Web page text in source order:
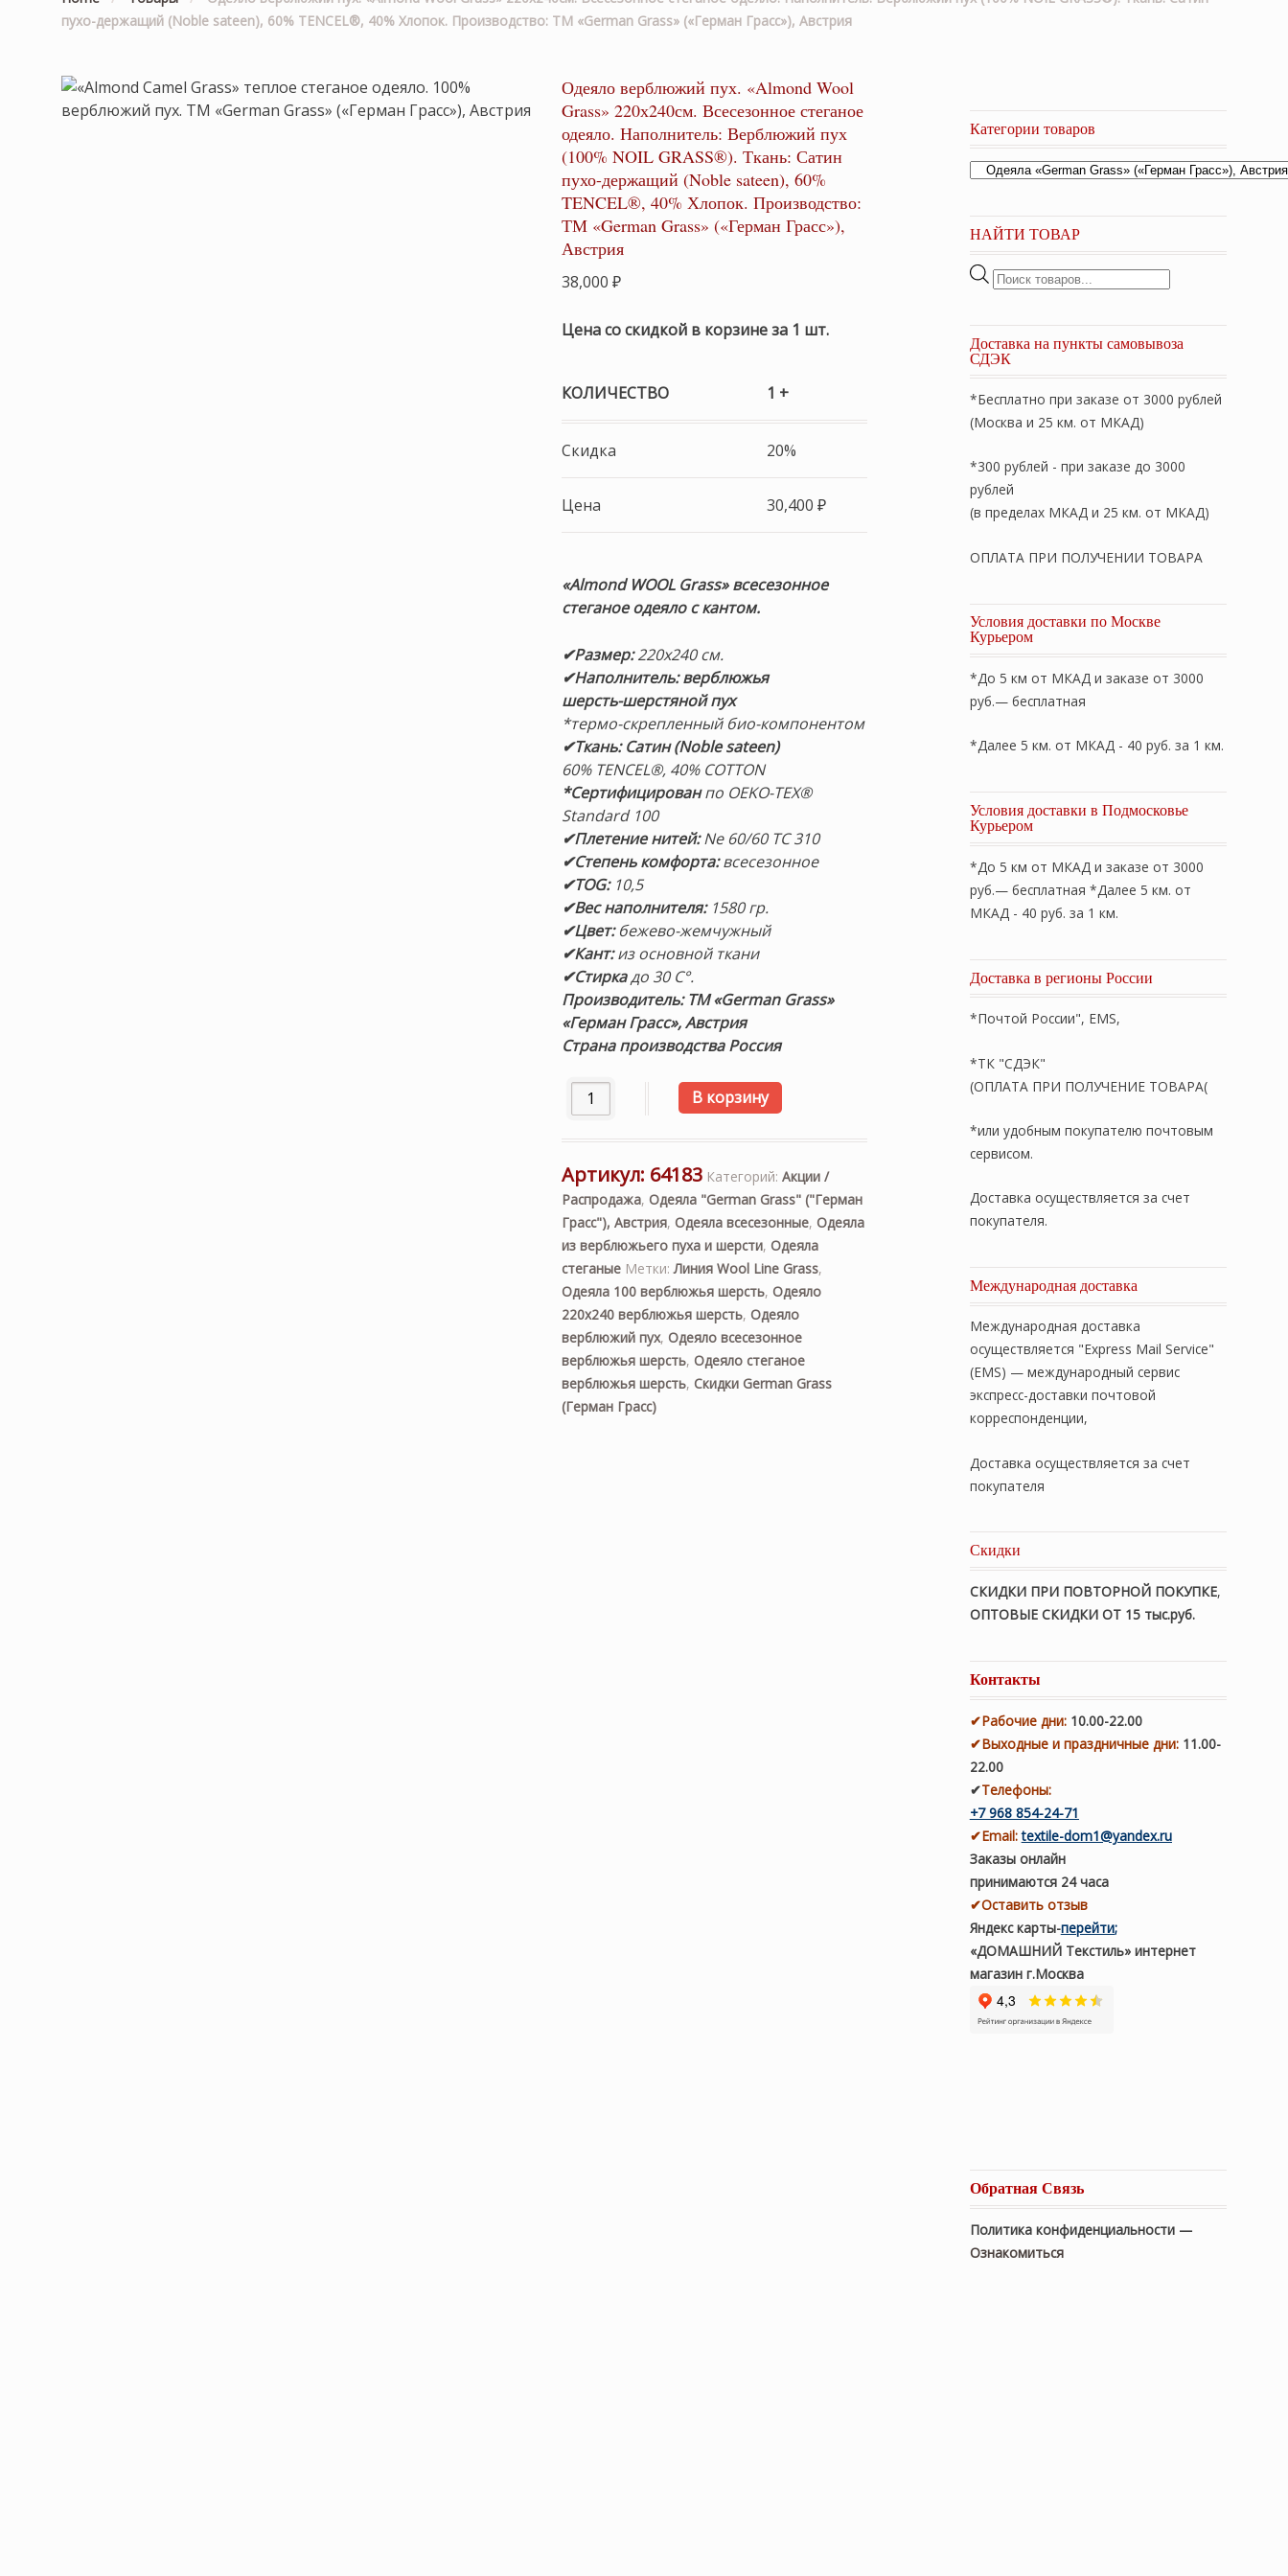
пухо-держащий (Noble sateen), 60% TENCEL®, 40% Хлопок. Производство: ТМ «German Grass» («Герман Грасс»), Австрия
Одеяло верблюжий пух. «Almond Wool
Grass» 220х240см. Всесезонное стеганое
одеяло. Наполнитель: Верблюжий пух
(100% NOIL GRASS®). Ткань: Сатин
пухо-держащий (Noble sateen), 60%
TENCEL®, 40% Хлопок. Производство:
ТМ «German Grass» («Герман Грасс»),
Австрия
38,000 ₽
Цена со скидкой в корзине за 1 шт.
КОЛИЧЕСТВО 1 +
Скидка 20%
Цена 30,400 ₽
«Almond WOOL Grass» всесезонное
стеганое одеялос кантом.
✔Размер:220х240 см.
✔Наполнитель: верблюжья
шерсть-шерстяной пух
*термо-скрепленный био-компонентом
✔Ткань: Сатин (Noble sateen)
60% TENCEL®, 40% COTTON
*Сертифицированпо OEKO-TEX®
Standard 100
✔Плетение нитей:Ne 60/60 TC 310
✔Степень комфорта:всесезонное
✔TOG: 10,5
✔Вес наполнителя: 1580 гр.
✔Цвет:бежево-жемчужный
✔Кант:из основной ткани
✔Стиркадо 30 С°.
Производитель: ТМ «German Grass»
«Герман Грасс», Австрия
Страна производства Россия
Количество товара Одеяло верблюжий пух. «Almond Wool Grass» 220х240см. Всесезонное
В корзину
Артикул: 64183 Категорий: Акции /
Распродажа, Одеяла "German Grass" ("Герман
Грасс"), Австрия, Одеяла всесезонные, Одеяла
из верблюжьего пуха и шерсти, Одеяла
стеганые Метки:Линия Wool Line Grass,
Одеяла 100 верблюжья шерсть, Одеяло
220х240 верблюжья шерсть, Одеяло
верблюжий пух, Одеяло всесезонное
верблюжья шерсть, Одеяло стеганое
верблюжья шерсть, Скидки German Grass
(Герман Грасс)
Категории товаров
НАЙТИ ТОВАР
Поиск
Доставка на пункты самовывоза
СДЭК
*Бесплатно при заказе от 3000 рублей
(Москва и 25 км. от МКАД)
*300 рублей - при заказе до 3000
рублей
(в пределах МКАД и 25 км. от МКАД)
ОПЛАТА ПРИ ПОЛУЧЕНИИ ТОВАРА
Условия доставки по Москве
Курьером
*До 5 км от МКАД и заказе от 3000
руб.— бесплатная
*Далее 5 км. от МКАД - 40 руб. за 1 км.
Условия доставки в Подмосковье
Курьером
*До 5 км от МКАД и заказе от 3000
руб.— бесплатная *Далее 5 км. от
МКАД - 40 руб. за 1 км.
Доставка в регионы России
*Почтой России", EMS,
*ТК "СДЭК"
(ОПЛАТА ПРИ ПОЛУЧЕНИЕ ТОВАРА(
*или удобным покупателю почтовым
сервисом.
Доставка осуществляется за счет
покупателя.
Международная доставка
Международная доставка
осуществляется "Express Mail Service"
(EMS) — международный сервис
экспресс-доставки почтовой
корреспонденции,
Доставка осуществляется за счет
покупателя
Скидки
СКИДКИ ПРИ ПОВТОРНОЙ ПОКУПКЕ,
ОПТОВЫЕ СКИДКИ ОТ 15 тыс.руб.
Контакты
✔Рабочие дни: 10.00-22.00
✔Выходные и праздничные дни:11.00-
22.00
✔Телефоны:
+7 968 854-24-71
✔Email: textile-dom1@yandex.ru
Заказы онлайн
принимаются 24 часа
✔Оставить отзыв
Яндекс карты-перейти;
«ДОМАШНИЙ Текстиль» интернет
магазин г.Москва
Обратная Связь
Политика конфиденциальности —
Ознакомиться